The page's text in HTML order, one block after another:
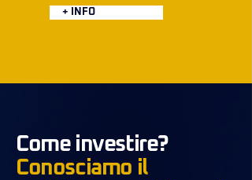
Come investire?
Conosciamo il
+ INFO